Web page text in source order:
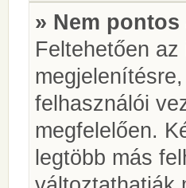
» Nem pontos
Feltehetően
felhasználói
megfelelően.
legtöbb más